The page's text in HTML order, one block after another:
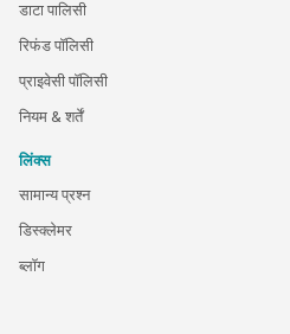
डाटा पालिसी
रिफंड पॉलिसी
प्राइवेसी पॉलिसी
नियम & शर्तें
लिंक्स
सामान्य प्रश्न
डिस्क्लेमर
ब्लॉग